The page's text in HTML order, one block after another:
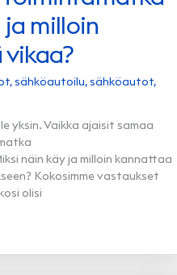
milloin
,sähköautoilu,sähköautot,
yksin. Vaikka ajaisit samaa
näin käy ja milloin kannattaa
Kokosimme vastaukset
olisi